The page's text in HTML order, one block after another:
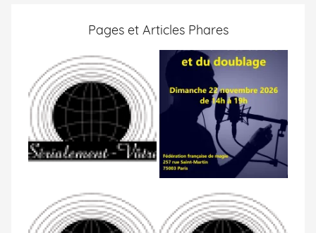
Pages et Articles Phares